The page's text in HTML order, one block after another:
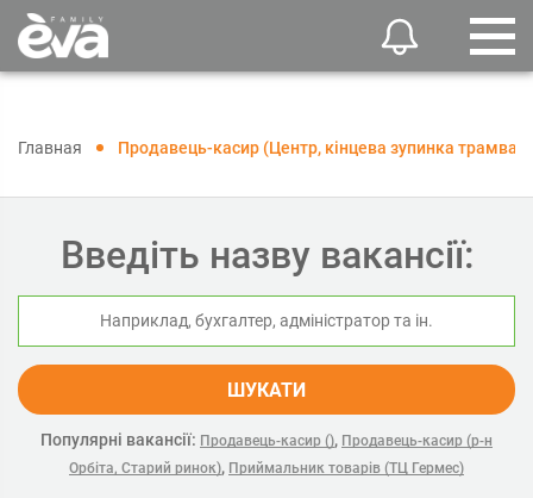
Главная Продавець-касир (Центр, кінцева зупинка трамвая)
Введіть назву вакансії:
ШУКАТИ
Популярні вакансії: Продавець-касир (), Продавець-касир (р-н
Орбіта, Старий ринок), Приймальник товарів (ТЦ Гермес)